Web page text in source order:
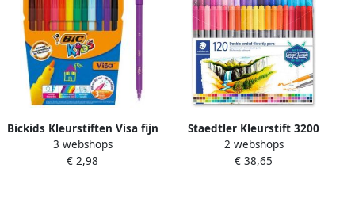
Bickids Kleurstiften Visa fijn
assorti etui Ã 12 stuks
3 webshops
€ 2,98
Staedtler Kleurstift 3200
dubbele punt fijn en
ultrafijn etui Ã 120 kleuren
2 webshops
€ 38,65